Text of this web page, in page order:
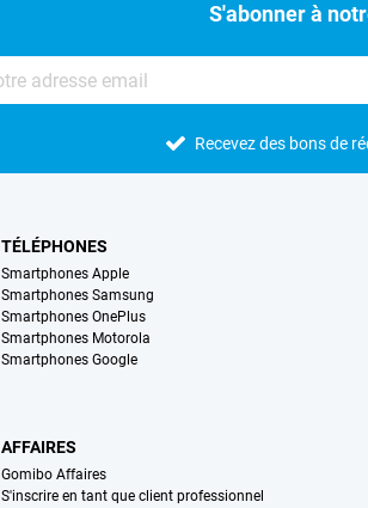
S'abonner à
Recevez des bons de
TÉLÉPHONES
Smartphones Apple
Smartphones Samsung
Smartphones OnePlus
Smartphones Motorola
Smartphones Google
AFFAIRES
Gomibo Affaires
S'inscrire en tant que client professionnel